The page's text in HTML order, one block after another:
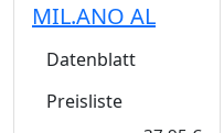
MIL.ANO AL
Datenblatt
Preisliste